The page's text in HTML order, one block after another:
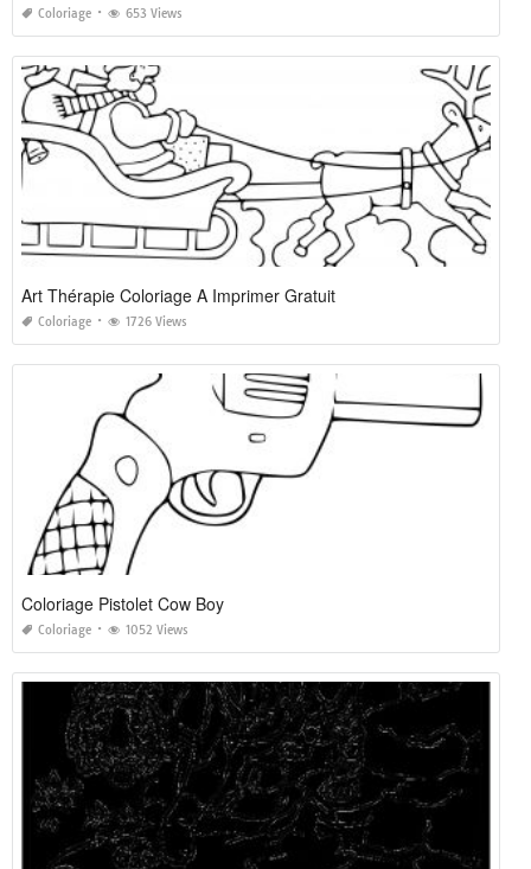
Coloriage 653 Views
Art Thérapie Coloriage A Imprimer Gratuit
Coloriage 1726 Views
Coloriage Pistolet Cow Boy
Coloriage 1052 Views